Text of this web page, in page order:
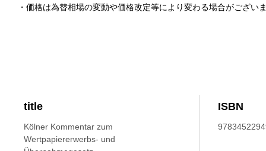
title
Kölner Kommentar zum
Wertpapiererwerbs- und
ISBN
・価格は為替相場の変動や価格改定等により変わる場合がござい